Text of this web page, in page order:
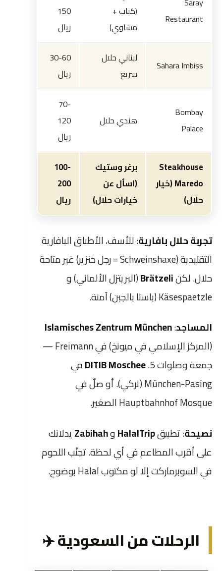
Restaurant
(كباب +
مشاوي)
150
ريال
Sahara Imbiss
لبناني حلال
سريع
30-60
ريال
Bombay
Palace
هندي حلال
70-
120
ريال
Steakhouse
Maredo (خيار
حلال)
برغر وستيك
(اسأل عن
خيارات حلال)
100-
200
ريال
تجربة حلال بافارية: للأسف، الأطباق البافارية
التقليدية (Schweinshaxe = رجل خنزير) غير متاحة
حلال. لكنBrätzeli(البريتزل الألماني) و
Käsespaetzle (باستا بالجبن) آمنة.
المساجد:
Islamisches Zentrum München
(المركز الإسلامي في ميونخ) في Freimann —
جمعة وصلوات 5.
DITIB Moscheeفي
München-Pasing (تركي). أو صلّ في
Hauptbahnhof Mosque الصغير.
نصيحة: تطبيقHalalTripوZabihahيدلانك
على أقرب المطاعم في أي لحظة. تجنّب اللحوم
في السوبرماركت إلا لو مكتوب Halal بوضوح.
الرحلات من السعودية ✈️